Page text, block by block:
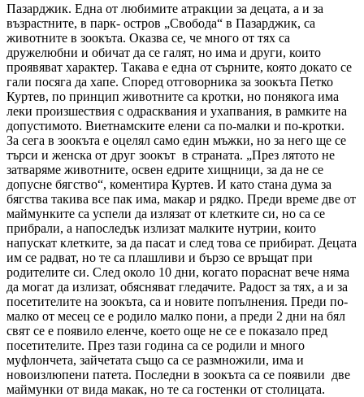
Пазарджик. Една от любимите атракции за децата, а и за
възрастните, в парк- остров „Свобода“ в Пазарджик, са
животните в зоокъта. Оказва се, че много от тях са
дружелюбни и обичат да се галят, но има и други, които
проявяват характер. Такава е една от сърните, която докато се
гали посяга да хапе. Според отговорника за зоокъта Петко
Куртев, по принцип животните са кротки, но понякога има
леки произшествия с одрасквания и ухапвания, в рамките на
допустимото. Виетнамските елени са по-малки и по-кротки.
За сега в зоокъта е оцелял само един мъжки, но за него ще се
търси и женска от друг зоокът в страната. „През лятото не
затваряме животните, освен едрите хищници, за да не се
допусне бягство“, коментира Куртев. И като стана дума за
бягства такива все пак има, макар и рядко. Преди време две от
маймунките са успели да излязат от клетките си, но са се
прибрали, а напоследък излизат малките нутрии, които
напускат клетките, за да пасат и след това се прибират. Децата
им се радват, но те са плашливи и бързо се връщат при
родителите си. След около 10 дни, когато пораснат вече няма
да могат да излизат, обясняват гледачите. Радост за тях, а и за
посетителите на зоокъта, са и новите попълнения. Преди по-
малко от месец се е родило малко пони, а преди 2 дни на бял
свят се е появило еленче, което още не се е показало пред
посетителите. През тази година са се родили и много
муфлончета, зайчетата също са се размножили, има и
новоизлюпени патета. Последни в зоокъта са се появили две
маймунки от вида макак, но те са гостенки от столицата.